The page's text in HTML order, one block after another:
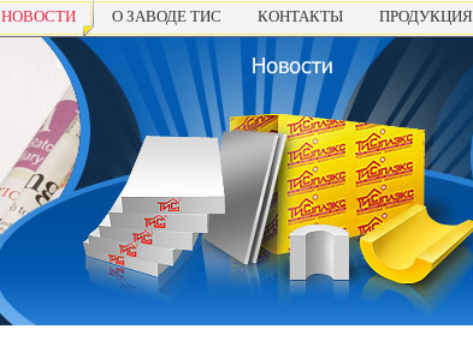
НОВОСТИ О ЗАВОДЕ ТИС КОНТАКТЫ ПРОДУКЦИЯ